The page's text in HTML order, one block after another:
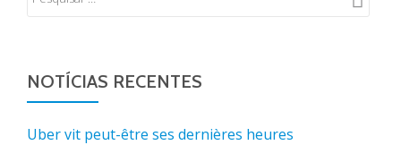
NOTÍCIAS RECENTES
Uber vit peut-être ses dernières heures